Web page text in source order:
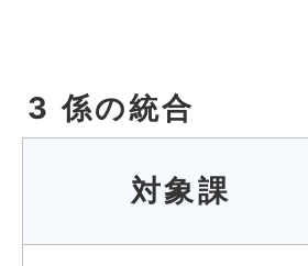
3 係の統合
対象課